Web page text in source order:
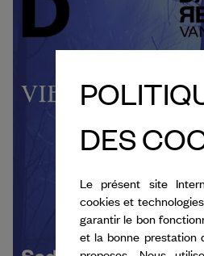
DES
Le présent site
cookies et
garantir le bon
et la bonne prestation